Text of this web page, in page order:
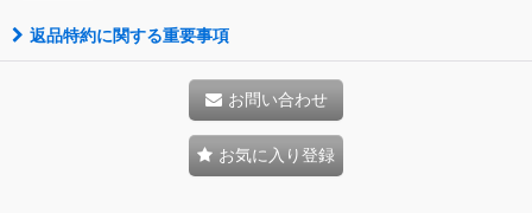
返品特約に関する重要事項
お問い合わせ
お気に入り登録